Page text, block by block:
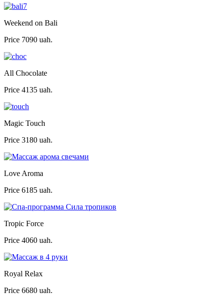
Weekend on Bali
Price 7090 uah.
All Chocolate
Price 4135 uah.
Magic Touch
Price 3180 uah.
Love Aroma
Price 6185 uah.
Tropic Force
Price 4060 uah.
Royal Relax
Price 6680 uah.